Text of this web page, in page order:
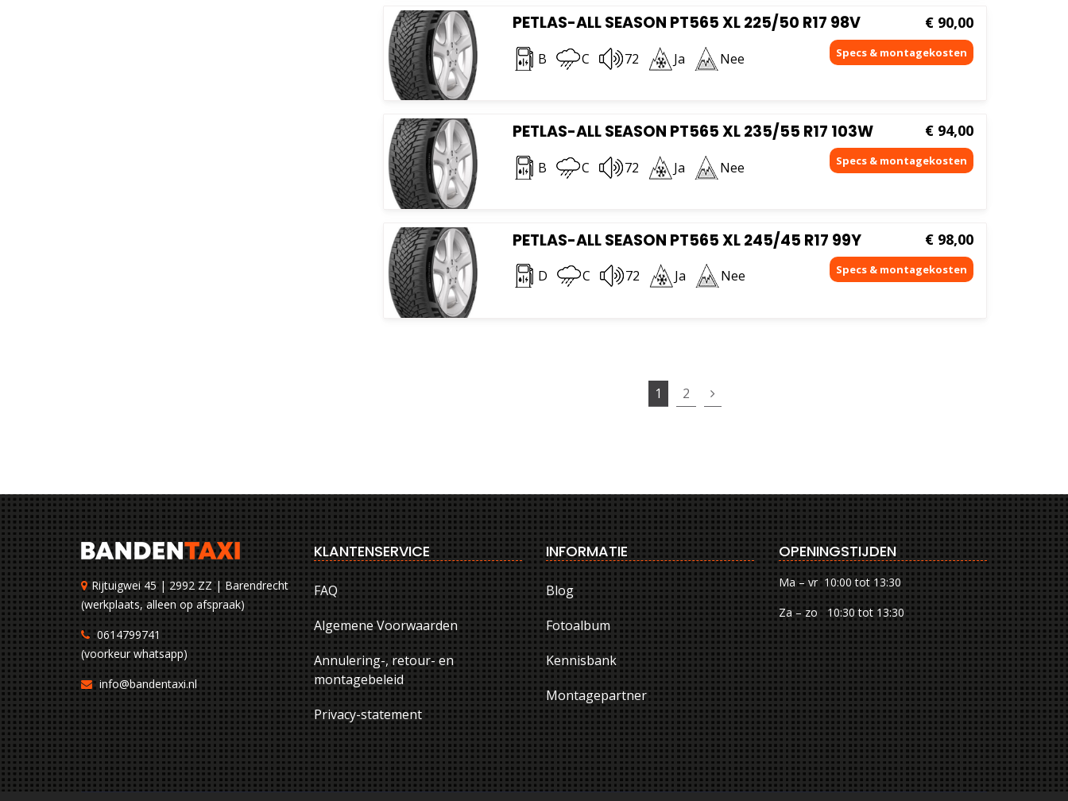
PETLAS-ALL SEASON PT565 XL 225/50 R17 98V
B C 72 Ja Nee
€ 90,00
PETLAS-ALL SEASON PT565 XL 235/55 R17 103W
B C 72 Ja Nee
€ 94,00
PETLAS-ALL SEASON PT565 XL 245/45 R17 99Y
D C 72 Ja Nee
€ 98,00
1 2
Rijtuigwei 45 | 2992 ZZ | Barendrecht
(werkplaats, alleen op afspraak)
0614799741
(voorkeur whatsapp)
info@bandentaxi.nl
KLANTENSERVICE
FAQ
Algemene Voorwaarden
Annulering-, retour- en
montagebeleid
Privacy-statement
INFORMATIE
Blog
Fotoalbum
Kennisbank
Montagepartner
OPENINGSTIJDEN
Ma – vr 10:00 tot 13:30
Za – zo 10:30 tot 13:30